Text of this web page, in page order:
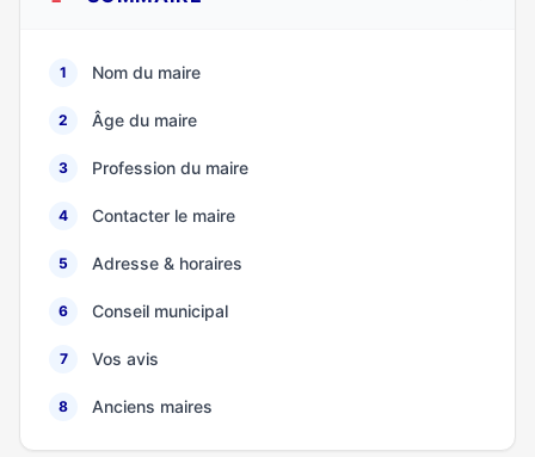
1 Nom du maire
2 Âge du maire
3 Profession du maire
4 Contacter le maire
5 Adresse & horaires
6 Conseil municipal
7 Vos avis
8 Anciens maires